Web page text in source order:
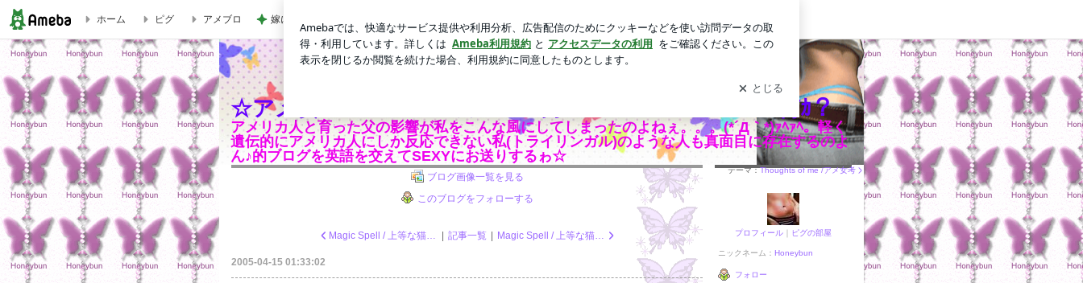
Magic Spell / 上等な猫使いのかけた魔法 #6 | ☆アメ女 BY NATURE☆ - ｱﾒﾘｶ男ﾄﾉ ｲﾛｲﾛｴﾛｴﾛ ﾃﾞｽｶﾞ｡｡｡何ｶ？
ホーム ピグ アメブロ 嫁に喜んでもらえた100均の髪留め
☆アメ女 BY NATURE☆ - ｱﾒﾘｶ男ﾄﾉ ｲﾛｲﾛｴﾛｴﾛ ﾃﾞｽｶﾞ｡｡｡何ｶ？
アメリカ人と育った父の影響が私をこんな風にしてしまったのよねぇ。。。(*´Д｀*)ｧﾍｧﾍ。軽く
遺伝的にアメリカ人にしか反応できない私(トライリンガル)のような人も真面目に存在するのよ
ん♪的ブログを英語を交えてSEXYにお送りするゎ☆
プロフィール ピグの部屋
ニックネーム： Honeybun
フォロー
ブログ画像一覧を見る
このブログをフォローする
Magic Spell / 上等な猫使いのかけた魔法 #7 - 最終話 記事一覧 Magic Spell / 上等な猫使いのかけた魔法 #5
2005-04-15 01:33:02
テーマ：Thoughts of me /アメ女考